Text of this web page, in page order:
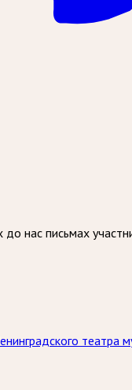
нас письмах
театра